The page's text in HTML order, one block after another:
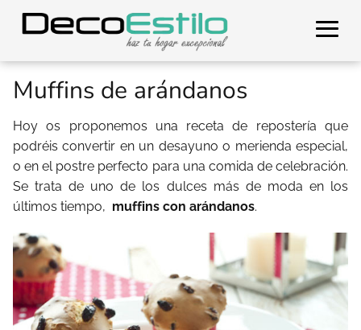
Muffins de arándanos
Hoy os proponemos una receta de repostería que
podréis convertir en un desayuno o merienda especial,
o en el postre perfecto para una comida de celebración.
Se trata de uno de los dulces más de moda en los
últimos tiempo, muffins con arándanos.